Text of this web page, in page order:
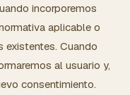
incorporemos
aplicable o
existentes. Cuando
al usuario y,
consentimiento.